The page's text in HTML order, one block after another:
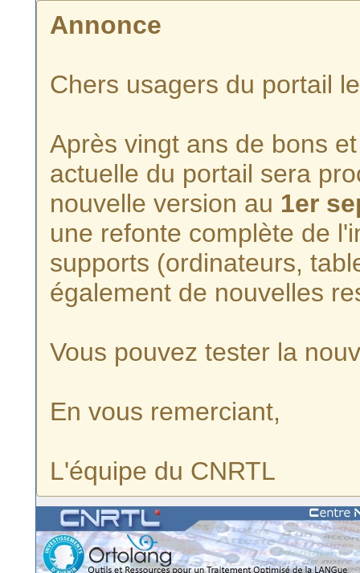
Annonce
Chers usagers du portail
Après vingt ans de bons
actuelle du portail sera
nouvelle version au 1er
une refonte complète de
supports (ordinateurs,
également de nouvelles
Vous pouvez tester la
En vous remerciant,
L'équipe du CNRTL